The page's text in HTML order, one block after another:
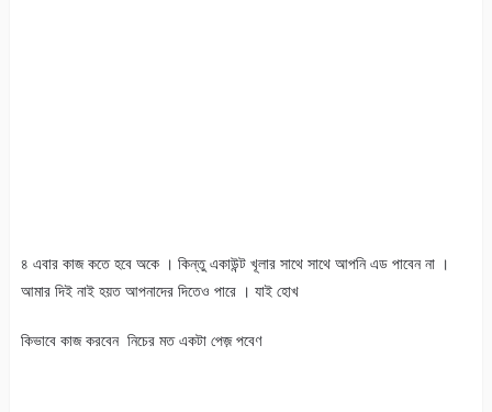
৪ এবার কাজ কতে হবে অকে । কিন্তু একাউন্ট খূলার সাথে সাথে আপনি এড পাবেন না ।
আমার দিই নাই হয়ত আপনাদের দিতেও পারে । যাই হোখ
কিভাবে কাজ করবেন নিচের মত একটা পেজ় পবেণ